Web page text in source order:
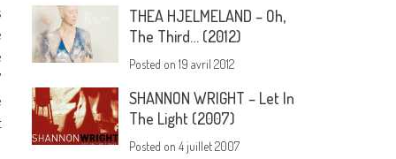
THEA HJELMELAND – Oh,
The Third… (2012)
Posted on19 avril 2012
SHANNON WRIGHT – Let In
The Light (2007)
Posted on4 juillet 2007